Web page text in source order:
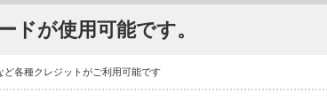
ドが使用可能です。